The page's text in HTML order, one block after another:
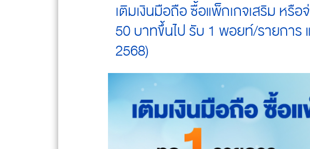
เติมเงินมือถือ ซื้อแพ็กเกจเสริม หรื
50 บาทขึ้นไป รับ 1 พอยท์/รายการ
2568)